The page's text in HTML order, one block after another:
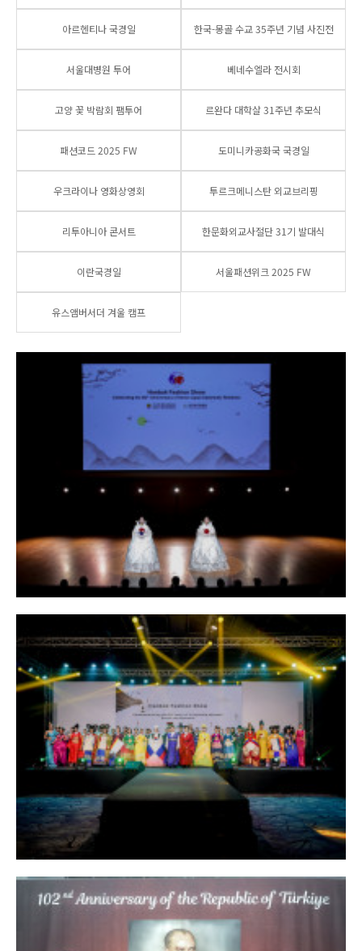
아르헨티나 국경일 한국-몽골 수교 35주년 기념 사진전
서울대병원 투어 베네수엘라 전시회
고양 꽃 박람회 팸투어 르완다 대학살 31주년 추모식
패션코드 2025 FW 도미니카공화국 국경일
우크라이나 영화상영회 투르크메니스탄 외교브리핑
리투아니아 콘서트 한문화외교사절단 31기 발대식
이란국경일 서울패션위크 2025 FW
유스앰버서더 겨울 캠프